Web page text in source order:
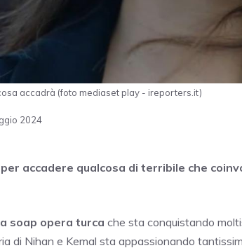
accadrà (foto mediaset play - ireporters.it)
2024
accadere qualcosa di terribile che
soap opera turca che sta conquistando
di Nihan e Kemal sta appassionando